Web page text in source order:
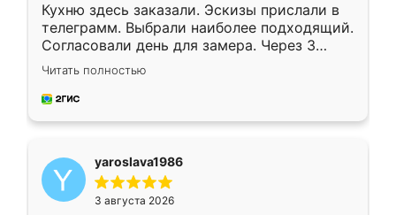
Кухню здесь заказали. Эскизы прислали в
телеграмм. Выбрали наиболее подходящий.
Согласовали день для замера. Через 3
недели кухня была уже готова. Остались
довольны работой. Спасибо Ренессанс
мебель за качественную работу!
Читать полностью
yaroslava1986
3 августа 2026